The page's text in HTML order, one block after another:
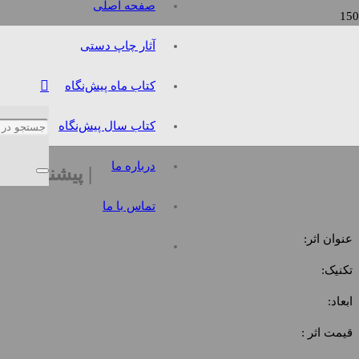
صفحه اصلی
آثار چاپ دستی
کتاب ماه پیش‌نگاه
کتاب سال پیش‌نگاه
درباره ما
تماس با ما
| پیشنهاد
عنوان اثر:
تکنیک:
ابعاد:
قیمت اثر :